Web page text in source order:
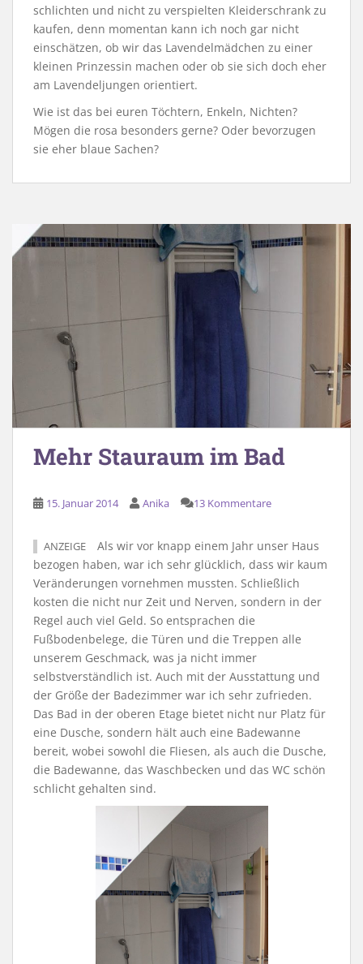
schlichten und nicht zu verspielten Kleiderschrank zu
kaufen, denn momentan kann ich noch gar nicht
einschätzen, ob wir das Lavendelmädchen zu einer
kleinen Prinzessin machen oder ob sie sich doch eher
am Lavendeljungen orientiert.
Wie ist das bei euren Töchtern, Enkeln, Nichten?
Mögen die rosa besonders gerne? Oder bevorzugen
sie eher blaue Sachen?
Mehr Stauraum im Bad
15. Januar 2014 Anika 13 Kommentare
ANZEIGE
Als wir vor knapp einem Jahr unser Haus
bezogen haben, war ich sehr glücklich, dass wir kaum
Veränderungen vornehmen mussten. Schließlich
kosten die nicht nur Zeit und Nerven, sondern in der
Regel auch viel Geld. So entsprachen die
Fußbodenbelege, die Türen und die Treppen alle
unserem Geschmack, was ja nicht immer
selbstverständlich ist. Auch mit der Ausstattung und
der Größe der Badezimmer war ich sehr zufrieden.
Das Bad in der oberen Etage bietet nicht nur Platz für
eine Dusche, sondern hält auch eine Badewanne
bereit, wobei sowohl die Fliesen, als auch die Dusche,
die Badewanne, das Waschbecken und das WC schön
schlicht gehalten sind.